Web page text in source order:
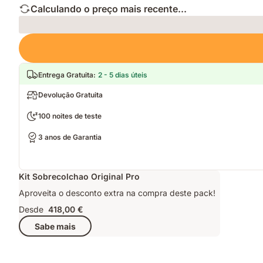
Calculando o preço mais recente...
Loading
Entrega Gratuita: 2 - 5 dias úteis
Devolução Gratuita
100 noites de teste
3 anos de Garantia
Kit Sobrecolchao Original Pro
Aproveita o desconto extra na compra deste pack!
Desde 418,00 €
Sabe mais